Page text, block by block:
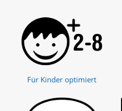
Für Kinder optimiert